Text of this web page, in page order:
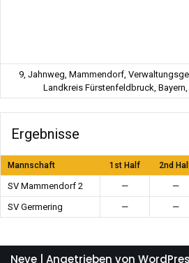
9, Jahnweg, Mammendorf,
Landkreis Fürstenfeldbruck,
Ergebnisse
Mannschaft 1st Half 2nd
SV Mammendorf 2 — —
SV Germering
— —
Neve | Angetrieben von